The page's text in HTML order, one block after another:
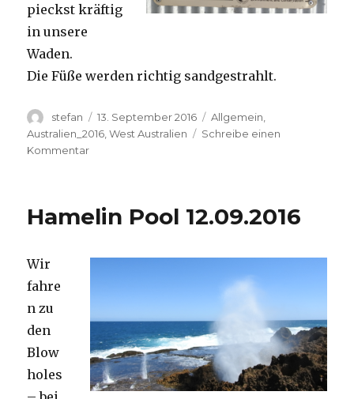
pieckst kräftig
in unsere
Waden.
Die Füße werden richtig sandgestrahlt.
Autor
stefan
Veröffentlicht
am
13. September 2016 Kategorien
Allgemein
Australien_2016 ,West Australien
Schreibe einen
Kommentarzu
Hamelin Pool 12.09.2016
Wir
fahre
n zu
den
Blow
holes